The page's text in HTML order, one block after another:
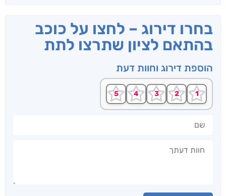
בחרו דירוג – לחצו על כוכב
בהתאם לציון שתרצו לתת
הוספת דירוג וחוות דעת